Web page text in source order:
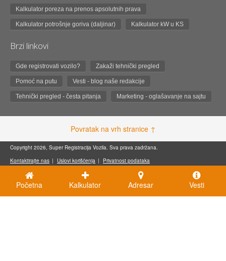
Kalkulator poreza na prenos apsolutnih prava
Kalkulator potrošnje goriva (daljinar) Kalkulator kW u KS
Brzi linkovi
Gde registrovati vozilo? Zakaži tehnički pregled
Pomoć na putu Vesti - blog naše redakcije
Tehnički pregled - česta pitanja Marketing - oglašavanje na sajtu
Povratak na vrh stranice ↑
Copyright 2026, Super Registracija Vozila. Sva prava zadržana.
Kontaktirajte nas
Uslovi korišćenja Privatnost podataka
Početna Kalkulator Adresar Vesti